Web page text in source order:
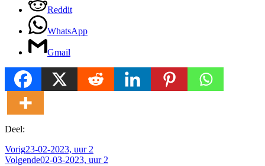
Reddit
WhatsApp
Gmail
Deel:
Vorig23-02-2023, uur 2
Volgende02-03-2023, uur 2